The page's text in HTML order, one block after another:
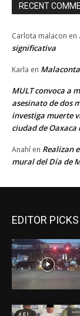
RECENT
Carlota malacon en
significativa
Karla en
MULT convoca a
asesinato de dos
investiga muerte
ciudad de Oaxaca
Anahí en Realizan
mural del Día de
EDITOR PICKS